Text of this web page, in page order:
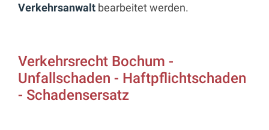
Verkehrsanwalt bearbeitet werden.
Verkehrsrecht Bochum -
Unfallschaden - Haftpflichtschaden
- Schadensersatz